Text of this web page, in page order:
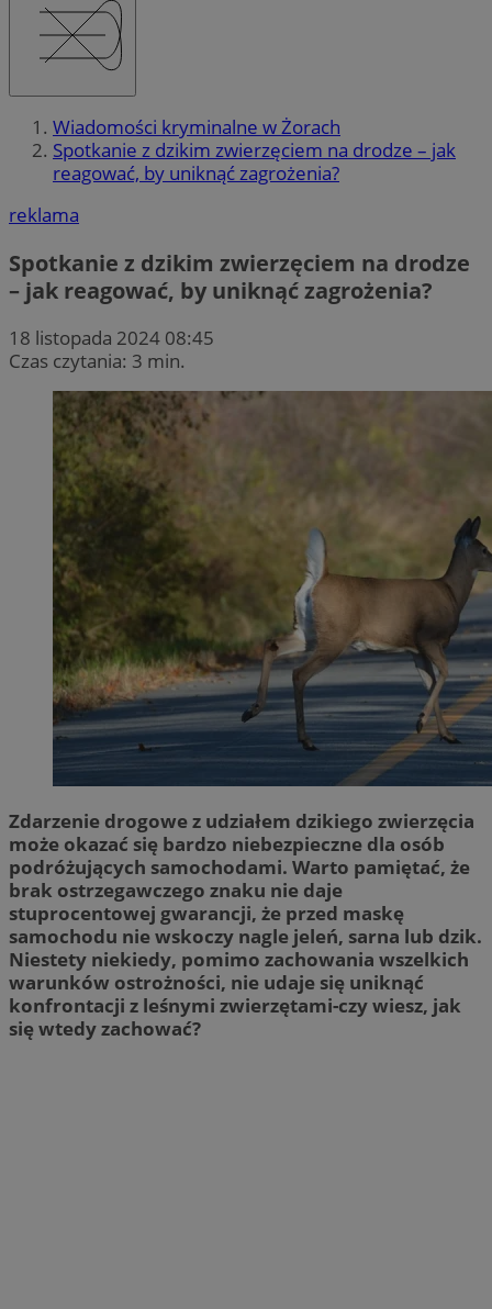
Wiadomości kryminalne w Żorach
Spotkanie z dzikim zwierzęciem na drodze – jak
reagować, by uniknąć zagrożenia?
reklama
Spotkanie z dzikim zwierzęciem na drodze
– jak reagować, by uniknąć zagrożenia?
18 listopada 2024 08:45
Czas czytania: 3 min.
Zdarzenie drogowe z udziałem dzikiego zwierzęcia
może okazać się bardzo niebezpieczne dla osób
podróżujących samochodami. Warto pamiętać, że
brak ostrzegawczego znaku nie daje
stuprocentowej gwarancji, że przed maskę
samochodu nie wskoczy nagle jeleń, sarna lub dzik.
Niestety niekiedy, pomimo zachowania wszelkich
warunków ostrożności, nie udaje się uniknąć
konfrontacji z leśnymi zwierzętami-czy wiesz, jak
się wtedy zachować?